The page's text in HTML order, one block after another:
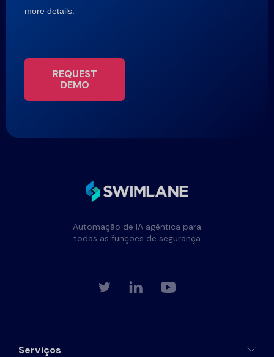
more details.
REQUEST
DEMO
Automação de IA agêntica para
todas as funções de segurança
Serviços